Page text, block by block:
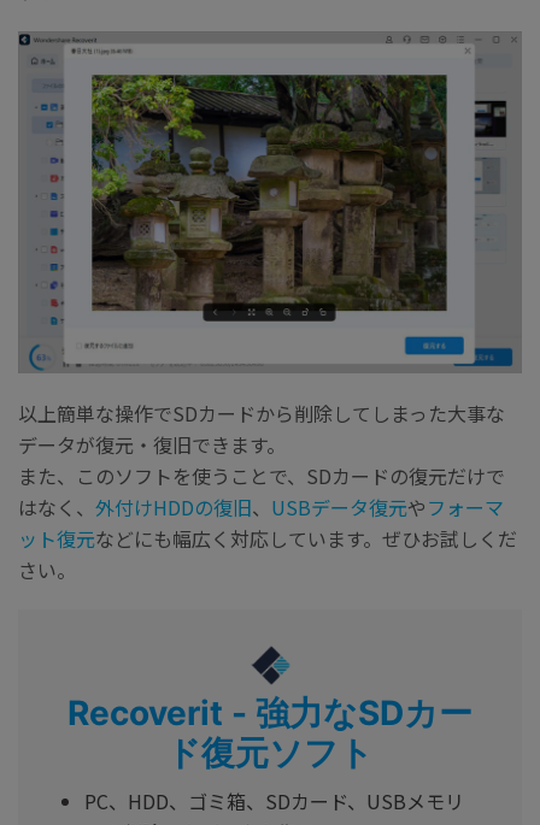
以上簡単な操作でSDカードから削除してしまった大事な
データが復元・復旧できます。
また、このソフトを使うことで、SDカードの復元だけで
はなく、 外付けHDDの復旧、 USBデータ復元やフォーマ
ット復元などにも幅広く対応しています。ぜひお試しくだ
さい。
Recoverit - 強力なSDカー
ド復元ソフト
PC、HDD、ゴミ箱、SDカード、USBメモリ